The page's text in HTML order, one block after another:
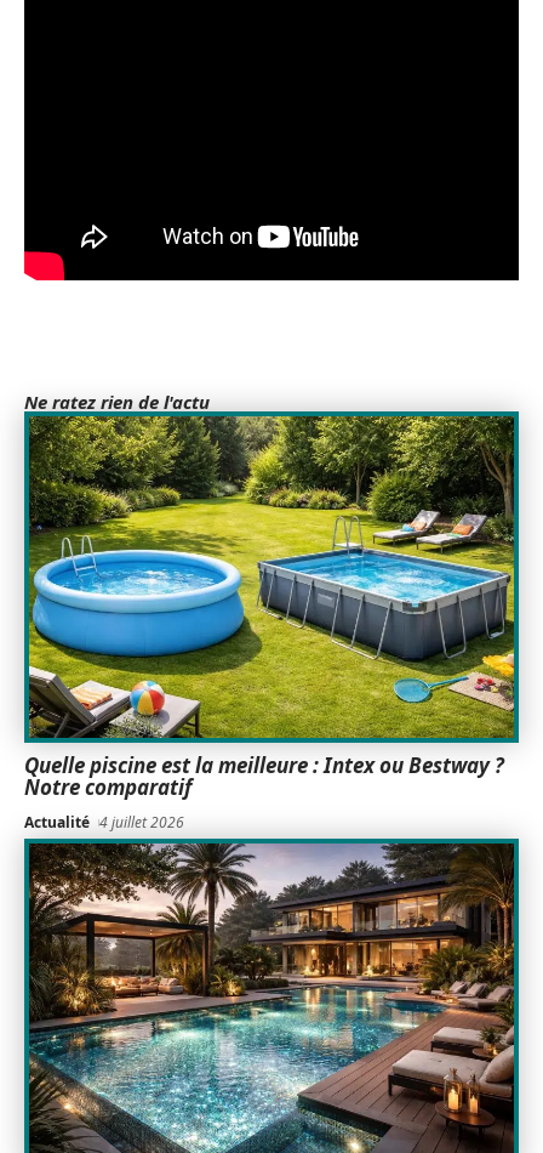
Ne ratez rien de l'actu
Quelle piscine est la meilleure : Intex ou Bestway ?
Notre comparatif
Actualité 4 juillet 2026